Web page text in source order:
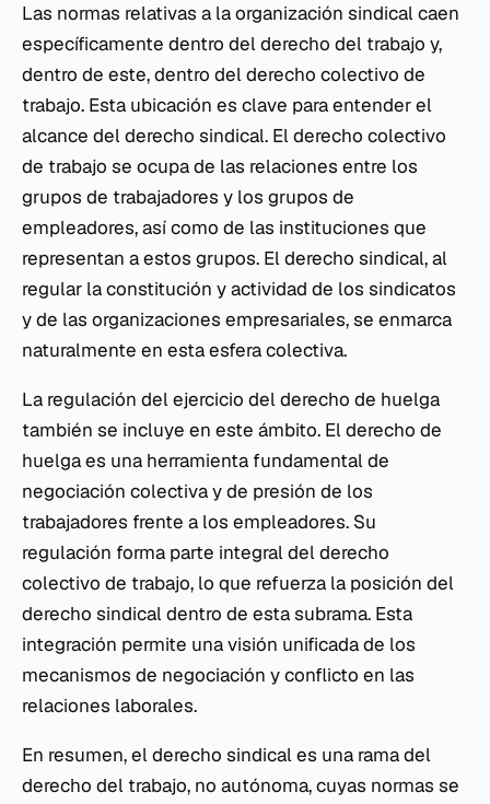
Las normas relativas a la organización sindical caen
específicamente dentro del derecho del trabajo y,
dentro de este, dentro del derecho colectivo de
trabajo. Esta ubicación es clave para entender el
alcance del derecho sindical. El derecho colectivo
de trabajo se ocupa de las relaciones entre los
grupos de trabajadores y los grupos de
empleadores, así como de las instituciones que
representan a estos grupos. El derecho sindical, al
regular la constitución y actividad de los sindicatos
y de las organizaciones empresariales, se enmarca
naturalmente en esta esfera colectiva.
La regulación del ejercicio del derecho de huelga
también se incluye en este ámbito. El derecho de
huelga es una herramienta fundamental de
negociación colectiva y de presión de los
trabajadores frente a los empleadores. Su
regulación forma parte integral del derecho
colectivo de trabajo, lo que refuerza la posición del
derecho sindical dentro de esta subrama. Esta
integración permite una visión unificada de los
mecanismos de negociación y conflicto en las
relaciones laborales.
En resumen, el derecho sindical es una rama del
derecho del trabajo, no autónoma, cuyas normas se